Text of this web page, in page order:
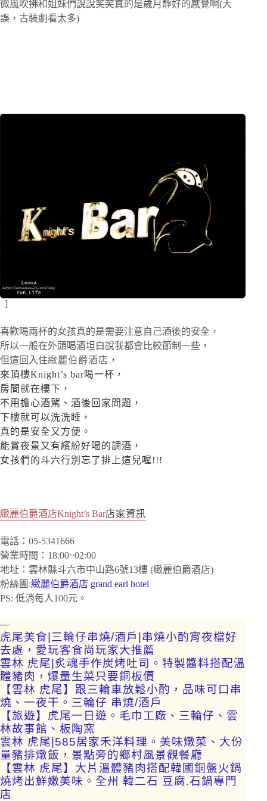
微風吹拂和姐妹們說說笑笑真的是歲月靜好的感覺啊(大
誤，古裝劇看太多)
]
喜歡喝兩杯的女孩真的是需要注意自己酒後的安全，
所以一般在外頭喝酒坦白說我都會比較節制一些，
但這回入住緻麗伯爵酒店 ，
來頂樓Knight’s bar喝一杯，
房間就在樓下，
不用擔心酒駕、酒後回家問題，
下樓就可以洗洗睡，
真的是安全又方便。
能賞夜景又有繽紛好喝的調酒，
女孩們的斗六行別忘了排上這兒喔!!!
緻麗伯爵酒店Knight’s Bar店家資訊
電話：05-5341666
營業時間：18:00~02:00
地址：雲林縣斗六市中山路6號13樓 (緻麗伯爵酒店)
粉絲團:緻麗伯爵酒店 grand earl hotel
PS: 低消每人100元。
—
虎尾美食|三輪仔串燒/酒戶|串燒小酌宵夜檔好
去處，愛玩客食尚玩家大推薦
雲林 虎尾|炙魂手作炭烤吐司。特製醬料搭配溫
體豬肉，爆量生菜只要銅板價
【雲林 虎尾】跟三輪車放鬆小酌，品味可口串
燒、一夜干。三輪仔 串燒/酒戶
【旅遊】虎尾一日遊。毛巾工廠、三輪仔、雲
林故事館、板陶窯
雲林 虎尾|585居家禾洋料理。美味燉菜、大份
量豬排燉飯，景點旁的鄉村風景觀餐廳
【雲林 虎尾】大片溫體豬肉搭配韓國銅盤火鍋
燒烤出鮮嫩美味。全州 韓二石 豆腐.石鍋專門
店